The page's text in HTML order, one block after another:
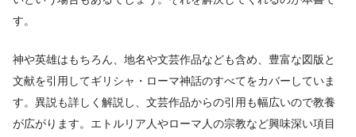
す。
神や英雄はもちろん、地名や文芸作品なども含め、豊富な図版と
文献を引用してギリシャ・ローマ神話のすべてをカバーしていま
す。異説も詳しく解説し、文芸作品からの引用も幅広いので教養
が広がります。エトルリア人やローマ人の宗教など興味深い項目